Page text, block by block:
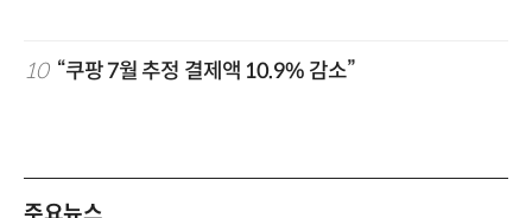
10 “쿠팡 7월 추정 결제액 10.9% 감소”